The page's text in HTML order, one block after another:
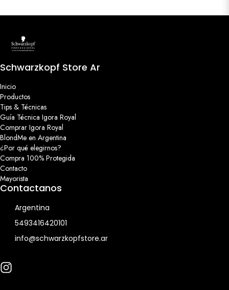
Schwarzkopf Store Ar
Inicio
Productos
Tips & Técnicas
Guía Técnica Igora Royal
Comprar Igora Royal
BlondMe en Argentina
¿Por qué elegirnos?
Compra 100% Protegida
Contacto
Mayorista
Contactanos
Argentina
5493416420101
info@schwarzkopfstore.ar